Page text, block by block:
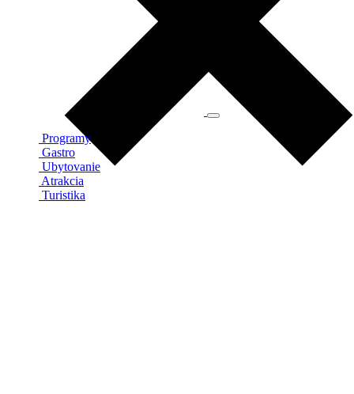
Programy
Gastro
Ubytovanie
Atrakcia
Turistika